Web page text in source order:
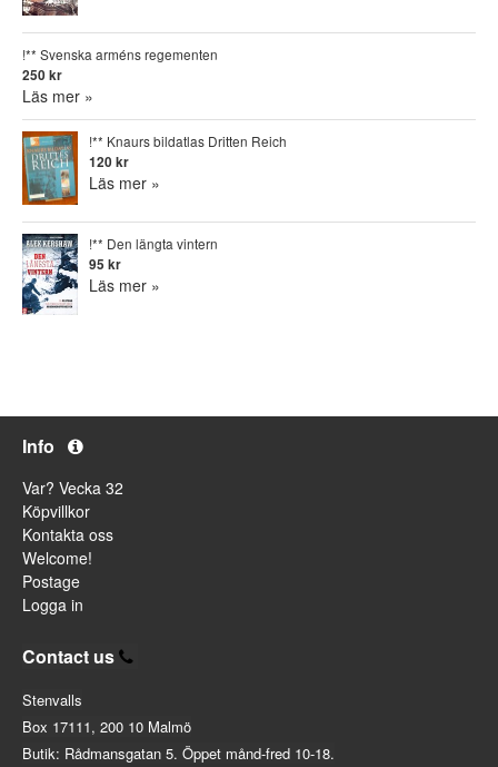
!** Svenska arméns regementen
250 kr
Läs mer »
!** Knaurs bildatlas Dritten Reich
120 kr
Läs mer »
!** Den längta vintern
95 kr
Läs mer »
Info
Var? Vecka 32
Köpvillkor
Kontakta oss
Welcome!
Postage
Logga in
Contact us
Stenvalls
Box 17111, 200 10 Malmö
Butik: Rådmansgatan 5. Öppet månd-fred 10-18.